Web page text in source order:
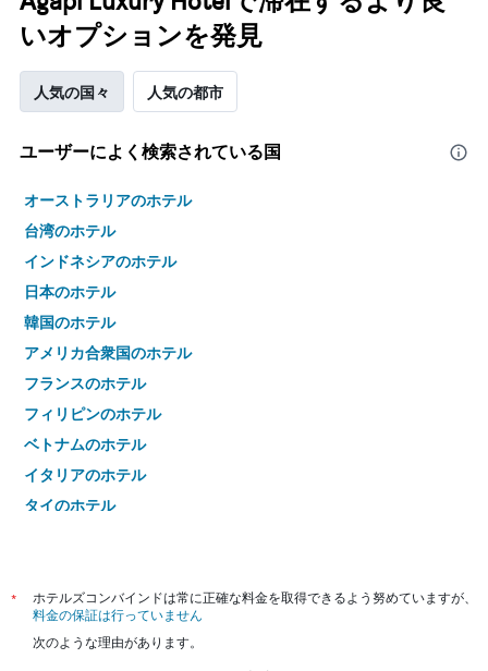
いオプションを発見
人気の国々 人気の都市
ユーザーによく検索されている国
オーストラリアのホテル
台湾のホテル
インドネシアのホテル
日本のホテル
韓国のホテル
アメリカ合衆国のホテル
フランスのホテル
フィリピンのホテル
ベトナムのホテル
イタリアのホテル
タイのホテル
*
ホテルズコンバインドは常に正確な料金を取得できるよう努めていますが、
料金の保証は行っていません
次のような理由があります。